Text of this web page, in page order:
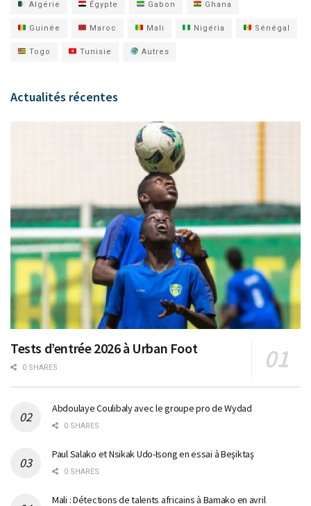
Algérie Égypte Gabon Ghana
Guinée Maroc Mali Nigéria Sénégal
Togo Tunisie Autres
Actualités récentes
Tests d’entrée 2026 à Urban Foot
0 SHARES
Abdoulaye Coulibaly avec le groupe pro de Wydad
0 SHARES
Paul Salako et Nsikak Udo-Isong en essai à Beşiktaş
0 SHARES
Mali : Détections de talents africains à Bamako en avril